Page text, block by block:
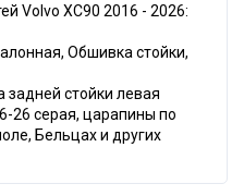
Volvo XC90 2016 - 2026:
Обшивка стойки,
задней стойки левая
26 серая, царапины по
Бельцах и других